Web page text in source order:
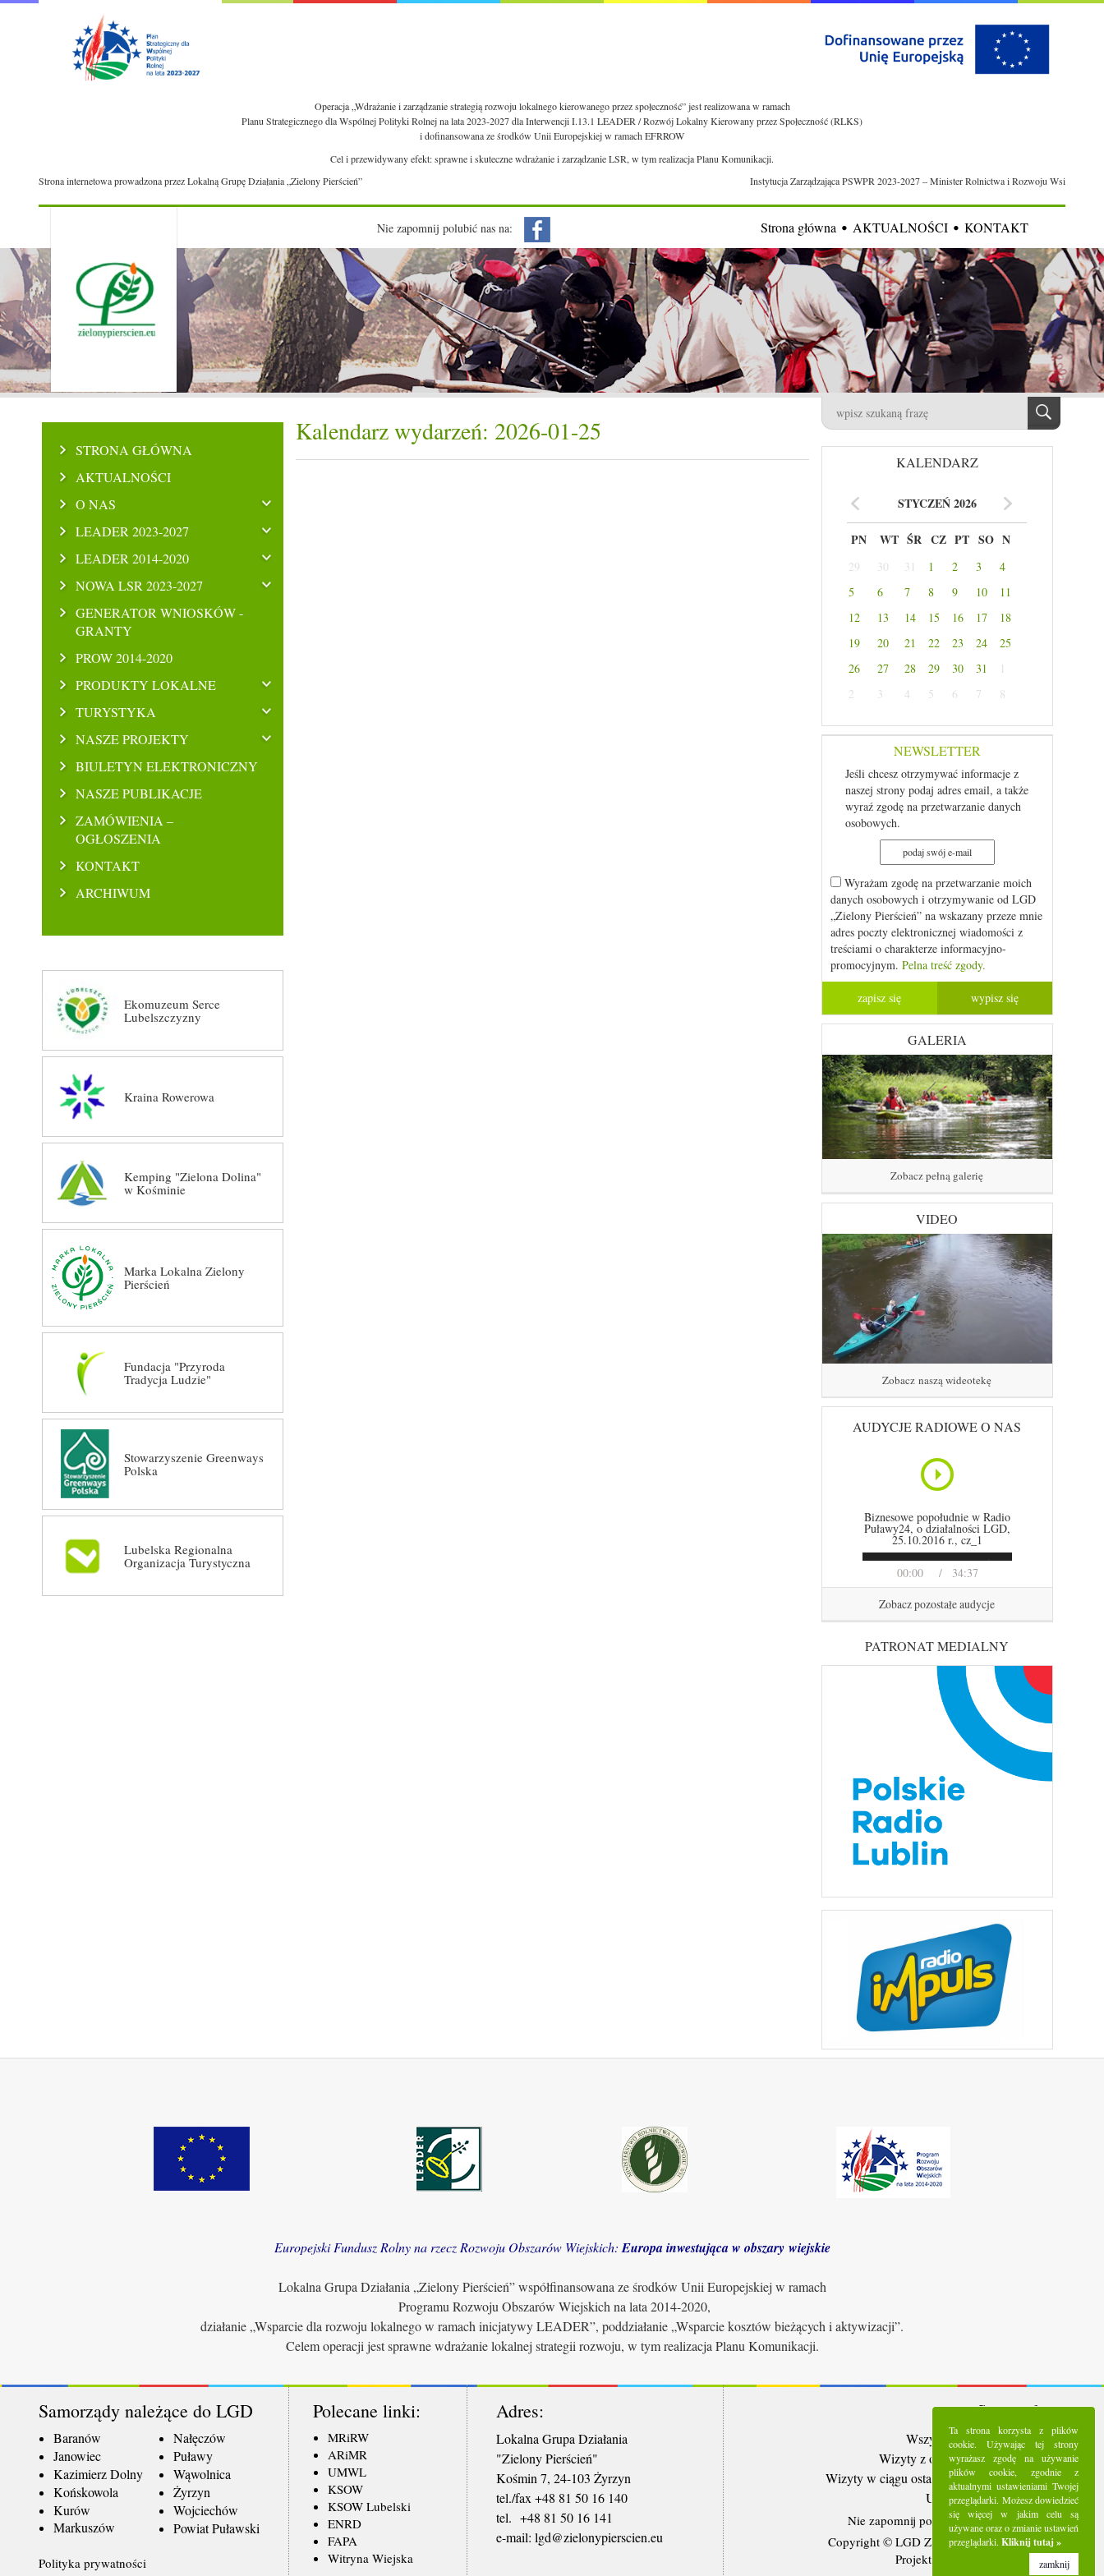
Operacja „Wdrażanie i zarządzanie strategią rozwoju lokalnego kierowanego przez społeczność” jest realizowana w ramach
Planu Strategicznego dla Wspólnej Polityki Rolnej na lata 2023-2027 dla Interwencji I.13.1 LEADER / Rozwój Lokalny Kierowany przez Społeczność (RLKS)
i dofinansowana ze środków Unii Europejskiej w ramach EFRROW
Cel i przewidywany efekt: sprawne i skuteczne wdrażanie i zarządzanie LSR, w tym realizacja Planu Komunikacji.
Strona internetowa prowadzona przez Lokalną Grupę Działania „Zielony Pierścień”
Instytucja Zarządzająca PSWPR 2023-2027 – Minister Rolnictwa i Rozwoju Wsi
Nie zapomnij polubić nas na: Strona główna AKTUALNOŚCI KONTAKT
STRONA GŁÓWNA
AKTUALNOŚCI
O NAS
LEADER 2023-2027
LEADER 2014-2020
NOWA LSR 2023-2027
GENERATOR WNIOSKÓW -
GRANTY
PROW 2014-2020
PRODUKTY LOKALNE
TURYSTYKA
NASZE PROJEKTY
BIULETYN ELEKTRONICZNY
NASZE PUBLIKACJE
ZAMÓWIENIA –
OGŁOSZENIA
KONTAKT
ARCHIWUM
Ekomuzeum Serce
Lubelszczyzny
Kraina Rowerowa
Kemping "Zielona Dolina"
w Kośminie
Marka Lokalna Zielony
Pierścień
Fundacja "Przyroda
Tradycja Ludzie"
Stowarzyszenie Greenways
Polska
Lubelska Regionalna
Organizacja Turystyczna
Kalendarz wydarzeń: 2026-01-25
KALENDARZ
STYCZEŃ 2026
PN WT ŚR CZ PT SO N
29 30 31 1 2 3
4
5
6 7 8 9 10
11
12
13 14 15 16 17
18
19
20 21 22 23 24
25
26
27 28 29 30 31
1
2
3 4 5 6 7 8
NEWSLETTER
Jeśli chcesz otrzymywać informacje z
naszej strony podaj adres email, a także
wyraź zgodę na przetwarzanie danych
osobowych.
Wyrażam zgodę na przetwarzanie moich
danych osobowych i otrzymywanie od LGD
„Zielony Pierścień” na wskazany przeze mnie
adres poczty elektronicznej wiadomości z
treściami o charakterze informacyjno-
promocyjnym. Pelna treść zgody.
GALERIA
Zobacz pełną galerię
VIDEO
Zobacz naszą wideotekę
AUDYCJE RADIOWE O NAS
00:00 34:37
Biznesowe popołudnie w Radio
Puławy24, o działalności LGD,
25.10.2016 r., cz_1
Zobacz pozostałe audycje
PATRONAT MEDIALNY
Europejski Fundusz Rolny na rzecz Rozwoju Obszarów Wiejskich: Europa inwestująca w obszary wiejskie
Lokalna Grupa Działania „Zielony Pierścień” współfinansowana ze środków Unii Europejskiej w ramach
Programu Rozwoju Obszarów Wiejskich na lata 2014-2020,
działanie „Wsparcie dla rozwoju lokalnego w ramach inicjatywy LEADER”, poddziałanie „Wsparcie kosztów bieżących i aktywizacji”.
Celem operacji jest sprawne wdrażanie lokalnej strategii rozwoju, w tym realizacja Planu Komunikacji.
Samorządy należące do LGD
Baranów
Janowiec
Kazimierz Dolny
Końskowola
Kurów
Markuszów
Nałęczów
Puławy
Wąwolnica
Żyrzyn
Wojciechów
Powiat Puławski
Polecane linki:
MRiRW
ARiMR
UMWL
KSOW
KSOW Lubelski
ENRD
FAPA
Witryna Wiejska
Adres:
Lokalna Grupa Działania
"Zielony Pierścień"
Kośmin 7, 24-103 Żyrzyn
tel./fax +48 81 50 16 140
tel. +48 81 50 16 141
​e-mail: lgd@zielonypierscien.eu
Statystyki:
Wszystkie wizyty: 5292176
Wizyty z ostatnich 30 dni: 95786
Wizyty w ciągu ostatniego tygodnia:
22871
Użytkownicy online: 12
Nie zapomnij polubić nas na Facebooku
Copyright © LGD Zielony Pierścień - 2016.
Projekt i wykonanie - Freeline.
Polityka prywatności
Ta strona korzysta z plików
cookie. Używając tej strony
wyrażasz zgodę na używanie
plików cookie, zgodnie z
aktualnymi ustawieniami Twojej
przeglądarki. Możesz dowiedzieć
się więcej w jakim celu są
używane oraz o zmianie ustawień
przeglądarki. Kliknij tutaj »
zamknij